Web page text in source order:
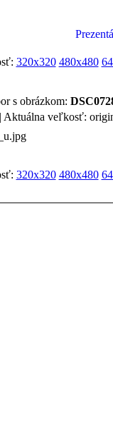
320x320 480x480
s obrázkom:
Aktuálna veľkosť:
320x320 480x480